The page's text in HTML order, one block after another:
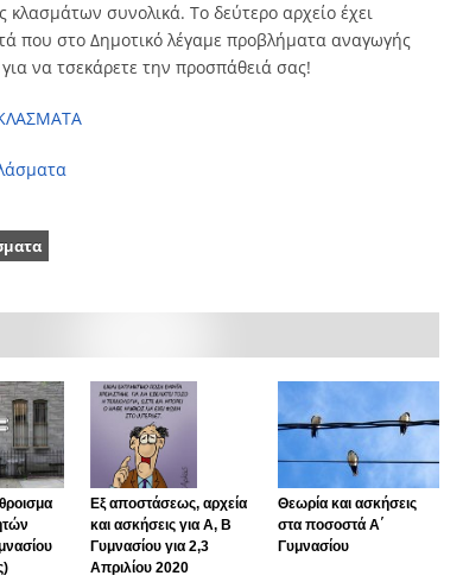
συνολικά. Το δεύτερο αρχείο έχει
που στο Δημοτικό λέγαμε προβλήματα αναγωγής
να τσεκάρετε την προσπάθειά σας!
Εξ αποστάσεως, αρχεία
και ασκήσεις για Α, Β
Γυμνασίου για 2,3
Απριλίου 2020
Θεωρία και ασκήσεις
στα ποσοστά Α΄
Γυμνασίου